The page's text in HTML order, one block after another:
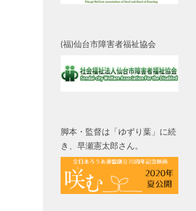
(福)仙台市障害者福祉協会
脚本・監督は「ゆずり葉」に続
き、早瀬憲太郎さん。